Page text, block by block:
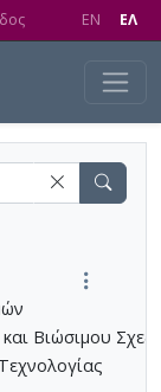
EN EΛ
Βιώσιμου